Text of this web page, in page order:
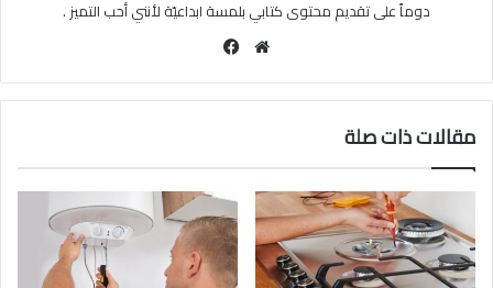
دوماً على تقديم محتوى كتابي بلمسة ابداعيّة لأنني أحب التميز .
موقع
مقالات ذات صلة